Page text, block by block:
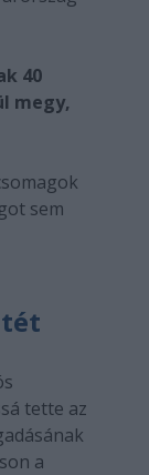
40
megy,
sem
tette az
a